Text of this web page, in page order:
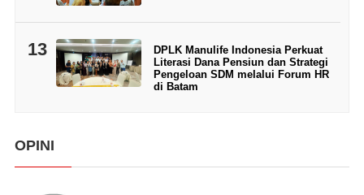
13
DPLK Manulife Indonesia Perkuat
Literasi Dana Pensiun dan Strategi
Pengeloan SDM melalui Forum HR
di Batam
OPINI